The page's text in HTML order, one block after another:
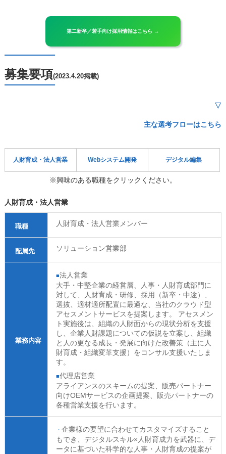
第二新卒／若手向け採用情報はこちら →
募集要項(2023.4.20掲載)
▽
主な選考フローはこちら
人財育成・法人営業 Webシステム開発 デジタル編集
※興味のある職種をクリックください。
人財育成・法人営業
職種 人財育成・法人営業メンバー
配属先 ソリューション営業部
業務内容
法人営業
大手・中堅企業の経営層、人事・人財育成部門に
対して、人財育成・研修、採用（新卒・中途）、
選抜、適材適所配置に最適な、当社のクラウド型
アセスメントサービスを提案します。 アセスメン
ト実施後は、組織の人財面からの現状分析を支援
し、企業人財課題についての仮説を立案し、組織
と人の更なる成長・発展に向けた改善策（主に人
財育成・組織変革支援）をコンサル支援いたしま
す。
代理店営業
アライアンスのスキームの提案、販売パートナー
向けOEMサービスの企画提案、販売パートナーの
各種営業支援を行います。
企業様の要望に合わせてカスタマイズすること
もでき、デジタルスキル×人財育成力を武器に、デ
ータに基づいた科学的な人事・人財育成の提案が